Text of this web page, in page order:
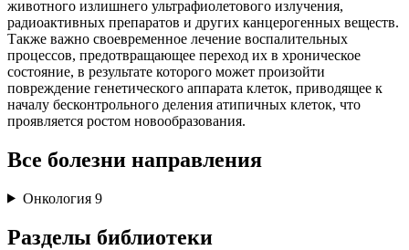
животного излишнего ультрафиолетового излучения,
радиоактивных препаратов и других канцерогенных веществ.
Также важно своевременное лечение воспалительных
процессов, предотвращающее переход их в хроническое
состояние, в результате которого может произойти
повреждение генетического аппарата клеток, приводящее к
началу бесконтрольного деления атипичных клеток, что
проявляется ростом новообразования.
Все болезни направления
Онкология 9
Разделы библиотеки